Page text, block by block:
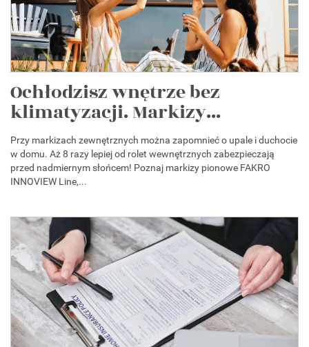
Ochłodzisz wnętrze bez
klimatyzacji. Markizy...
Przy markizach zewnętrznych można zapomnieć o upale i duchocie
w domu. Aż 8 razy lepiej od rolet wewnętrznych zabezpieczają
przed nadmiernym słońcem! Poznaj markizy pionowe FAKRO
INNOVIEW Line,...